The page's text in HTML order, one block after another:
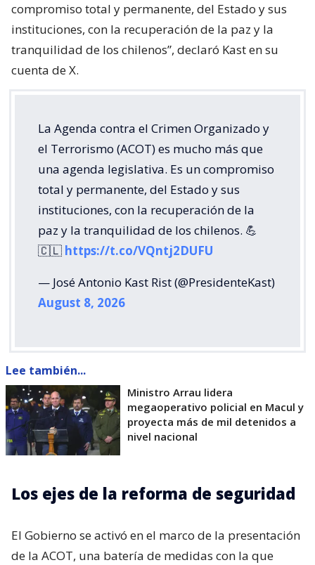
compromiso total y permanente, del Estado y sus
instituciones, con la recuperación de la paz y la
tranquilidad de los chilenos”, declaró Kast en su
cuenta de X.
La Agenda contra el Crimen Organizado y
el Terrorismo (ACOT) es mucho más que
una agenda legislativa. Es un compromiso
total y permanente, del Estado y sus
instituciones, con la recuperación de la
paz y la tranquilidad de los chilenos. 💪
🇨🇱 https://t.co/VQntj2DUFU
— José Antonio Kast Rist (@PresidenteKast)
August 8, 2026
Lee también...
Ministro Arrau lidera
megaoperativo policial en Macul y
proyecta más de mil detenidos a
nivel nacional
Los ejes de la reforma de seguridad
El Gobierno se activó en el marco de la presentación
de la ACOT, una batería de medidas con la que